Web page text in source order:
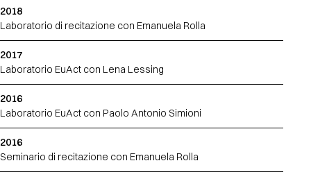
2018
Laboratorio di recitazione con Emanuela Rolla
2017
Laboratorio EuAct con Lena Lessing
2016
Laboratorio EuAct con Paolo Antonio Simioni
2016
Seminario di recitazione con Emanuela Rolla